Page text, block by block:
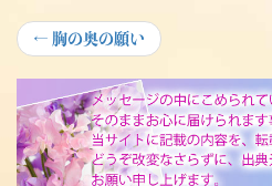
投
稿
ナ
ビ
← Previous
post:
胸の奥の願い